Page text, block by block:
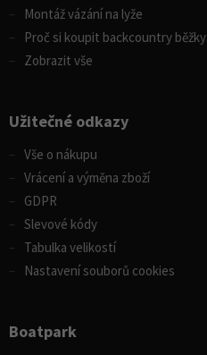
Montáž vázání na lyže
Proč si koupit backcountry běžky
Zobrazit vše
Užitečné odkazy
Vše o nákupu
Vrácení a výměna zboží
GDPR
Slevové kódy
Tabulka velikostí
Nastavení souborů cookies
Boatpark